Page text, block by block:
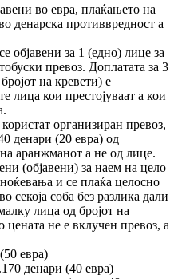
во евра, плаќањето на
денарска противвредност а
објавени за 1 (едно) лице за
превоз. Доплатата за 3
на кревети) е
лица кои престојуваат а кои
организиран превоз,
денари (20 евра) од
аранжманот а не од лице.
(објавени) за наем на цело
и се плаќа целосно
секоја соба без разлика дали
лица од бројот на
цената не е вклучен превоз, а
евра)
денари (40 евра)